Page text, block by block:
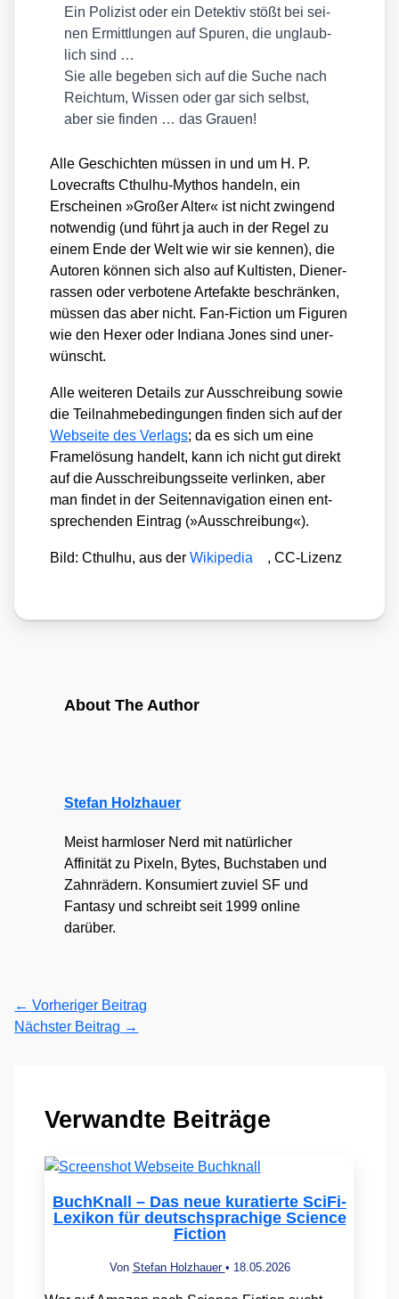
Ein Poli­zist oder ein Detek­tiv stößt bei sei­
nen Ermitt­lun­gen auf Spu­ren, die unglaub­
lich sind …
Sie alle bege­ben sich auf die Suche nach
Reich­tum, Wis­sen oder gar sich selbst,
aber sie fin­den … das Grau­en!
Alle Geschich­ten müs­sen in und um H. P.
Love­crafts Cthul­hu-Mythos han­deln, ein
Erschei­nen »Gro­ßer Alter« ist nicht zwin­gend
not­wen­dig (und führt ja auch in der Regel zu
einem Ende der Welt wie wir sie ken­nen), die
Autoren kön­nen sich also auf Kul­tis­ten, Die­n­er­
ras­sen oder ver­bo­te­ne Arte­fak­te beschrän­ken,
müs­sen das aber nicht. Fan-Fic­tion um Figu­ren
wie den Hexer oder India­na Jones sind uner­
wünscht.
Alle wei­te­ren Details zur Aus­schrei­bung sowie
die Teil­nah­me­be­din­gun­gen fin­den sich auf der
Web­sei­te des Ver­lags; da es sich um eine
Frame­lö­sung han­delt, kann ich nicht gut direkt
auf die Aus­schrei­bungs­sei­te ver­lin­ken, aber
man fin­det in der Sei­ten­na­vi­ga­ti­on einen ent­
spre­chen­den Ein­trag (»Aus­schrei­bung«).
Bild: Cthul­hu, aus derWiki­pe­dia , CC-Lizenz
About The Author
Stefan Holzhauer
Meist harmloser Nerd mit natürlicher
Affinität zu Pixeln, Bytes, Buchstaben und
Zahnrädern. Konsumiert zuviel SF und
Fantasy und schreibt seit 1999 online
darüber.
← Vorheriger Beitrag
Nächster Beitrag →
Verwandte Beiträge
BuchKnall – Das neue kuratierte SciFi-
Lexikon für deutschsprachige Science
Fiction
Von Stefan Holzhauer • 18.05.2026